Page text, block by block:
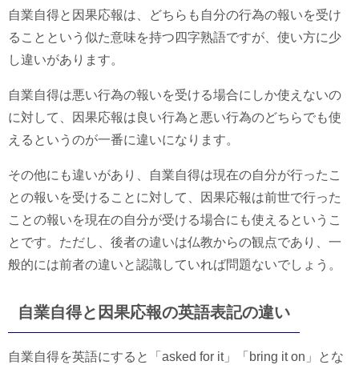
自業自得と因果応報は、どちらも自分の行為の報いを受け
ることという似た意味を持つ四字熟語ですが、使い方に少
し違いがあります。
自業自得は悪い行為の報いを受ける場合にしか使えないの
に対して、因果応報は良い行為と悪い行為のどちらでも使
えるというのが一番に違いになります。
その他にも違いがあり、自業自得は現在の自分が行ったこ
との報いを受けることに対して、因果応報は前世で行った
ことの報いを現在の自分が受ける場合にも使えるというこ
とです。ただし、後者の違いは仏教からの観点であり、一
般的には前者の違いと認識していれば問題ないでしょう。
自業自得と因果応報の英語表記の違い
自業自得を英語にすると「asked for it」「bring it on」とな